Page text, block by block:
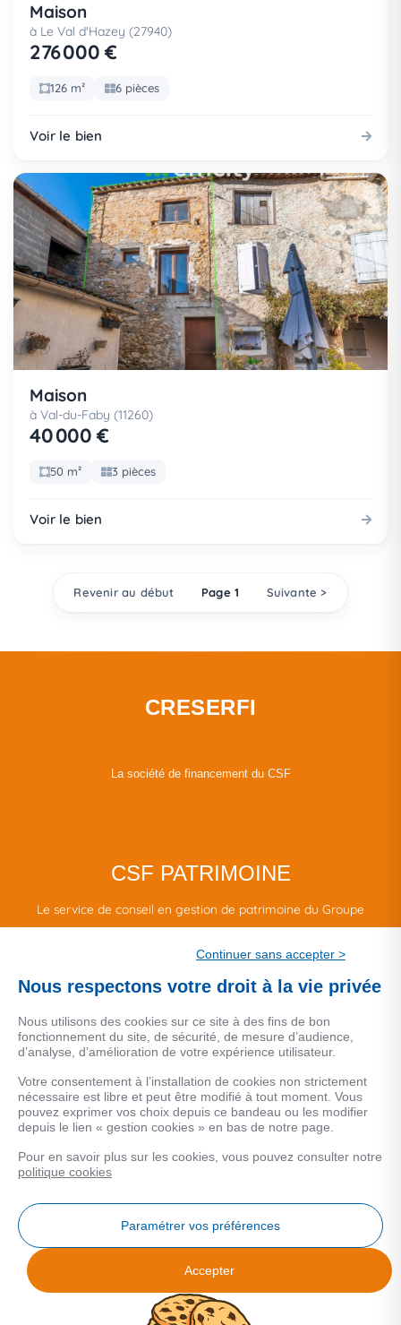
Maison
à Le Val d'Hazey (27940)
276 000 €
126 m² 6 pièces
Voir le bien
Maison
à Val-du-Faby (11260)
40 000 €
50 m² 3 pièces
Voir le bien
Revenir au début Page 1 Suivante >
CRESERFI
La société de financement du CSF
CSF PATRIMOINE
Le service de conseil en gestion de patrimoine du Groupe
MENTIONS LEGALES
Données personnelles
COOKIES
Analyse des performances
© 2026 Facilogi - Solutions en stratégie et intelligence immobilière
Continuer sans accepter >
Nous respectons votre droit à la vie privée
Nous utilisons des cookies sur ce site à des fins de bon
fonctionnement du site, de sécurité, de mesure d’audience,
d’analyse, d’amélioration de votre expérience utilisateur.
Votre consentement à l’installation de cookies non strictement
nécessaire est libre et peut être modifié à tout moment. Vous
pouvez exprimer vos choix depuis ce bandeau ou les modifier
depuis le lien « gestion cookies » en bas de notre page.
Pour en savoir plus sur les cookies, vous pouvez consulter notre
politique cookies
Paramétrer vos préférences
Accepter